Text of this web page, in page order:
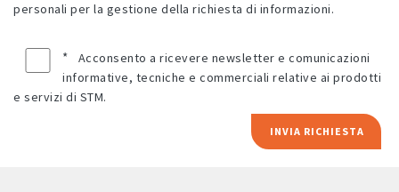
personali per la gestione della richiesta di informazioni.
*
informative, tecniche e commerciali relative ai prodotti
e servizi di STM.
INVIA RICHIESTA